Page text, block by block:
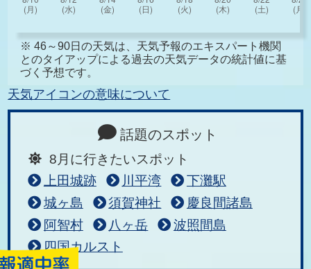
※ 46～90日の天気は、天気予報のエキスパート機関
とのタイアップによる過去の天気データの統計値に基
づく予想です。
天気アイコンの意味について
話題のスポット
8月に行きたいスポット
上田城跡
川平湾
下灘駅
城ヶ島
須賀神社
慶良間諸島
阿智村
八ヶ岳
波照間島
四国カルスト